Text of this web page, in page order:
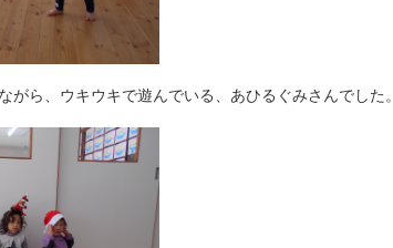
がら、ウキウキで遊んでいる、あひるぐみさんでした。